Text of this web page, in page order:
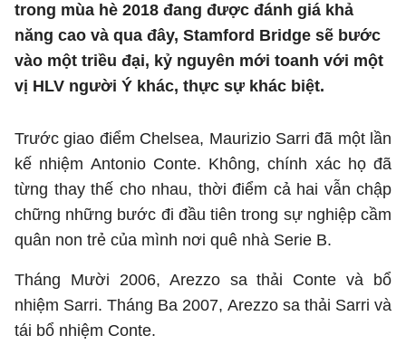
trong mùa hè 2018 đang được đánh giá khả
năng cao và qua đây, Stamford Bridge sẽ bước
vào một triều đại, kỷ nguyên mới toanh với một
vị HLV người Ý khác, thực sự khác biệt.
Trước giao điểm Chelsea, Maurizio Sarri đã một lần
kế nhiệm Antonio Conte. Không, chính xác họ đã
từng thay thế cho nhau, thời điểm cả hai vẫn chập
chững những bước đi đầu tiên trong sự nghiệp cầm
quân non trẻ của mình nơi quê nhà Serie B.
Tháng Mười 2006, Arezzo sa thải Conte và bổ
nhiệm Sarri. Tháng Ba 2007, Arezzo sa thải Sarri và
tái bổ nhiệm Conte.